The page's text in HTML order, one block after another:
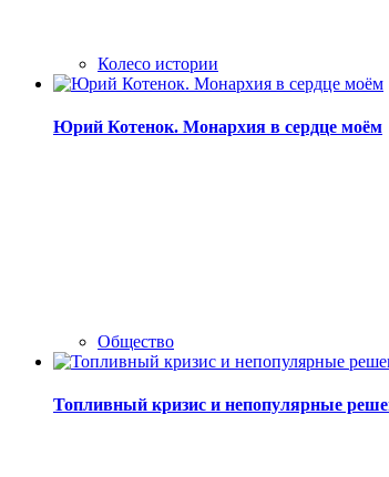
Колесо истории
Юрий Котенок. Монархия в сердце моём
Общество
Топливный кризис и непопулярные